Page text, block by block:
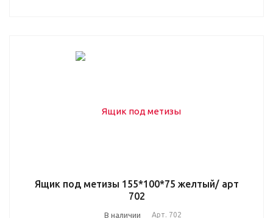
Ящик под метизы 155*100*75 желтый/ арт
702
В наличии Арт. 702